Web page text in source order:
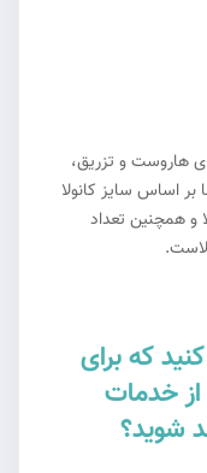
هاروست و تزریق،
اساس سایز کانولا
همچنین تعداد
که برای
کانولا تامیسنت 24*1.5*20 از خدمات
شوید؟